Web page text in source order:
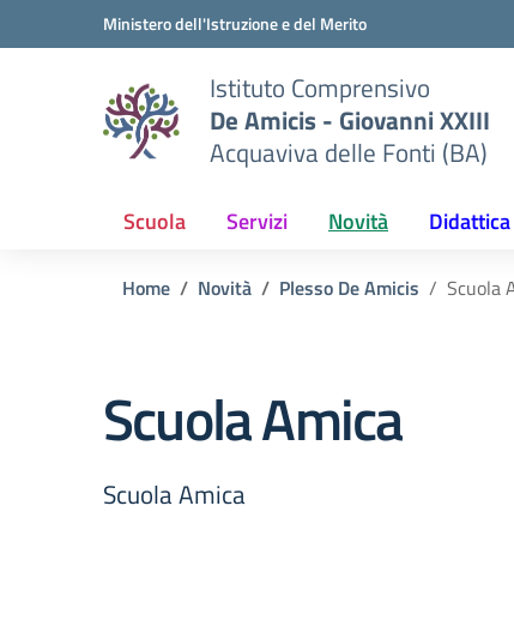
Vai ai contenuti
Vai al menu di navigazioneMinistero dell'Istruzione e del Merito
Istituto Comprensivo
De Amicis - Giovanni XXIII
Acquaviva delle Fonti (BA)
Scuola Servizi Novità Didattica
Home Novità Plesso De Amicis Scuola
Scuola Amica
Scuola Amica